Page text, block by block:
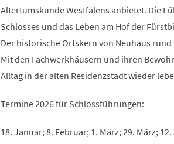
Altertumskunde Westfalens anbietet. Die
Schlosses und das Leben am Hof der
Der historische Ortskern von Neuhaus
Mit den Fachwerkhäusern und ihren
Alltag in der alten Residenzstadt wieder
Termine 2026 für Schlossführungen:
18. Januar; 8. Februar; 1. März; 29. März;